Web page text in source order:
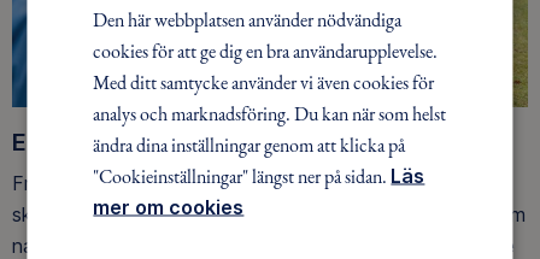
Ett friluftsliv för alla
Friluftsfrämjandet arbetar för att så många som möjligt
ska upptäcka den rörelseglädje och de hälsoeffekter som
naturen ger. Som medlem bidrar du också till vårt arbete
Den här webbplatsen använder nödvändiga
cookies för att ge dig en bra användarupplevelse.
Med ditt samtycke använder vi även cookies för
analys och marknadsföring. Du kan när som helst
ändra dina inställningar genom att klicka på
"Cookieinställningar" längst ner på sidan. Läs
mer om cookies